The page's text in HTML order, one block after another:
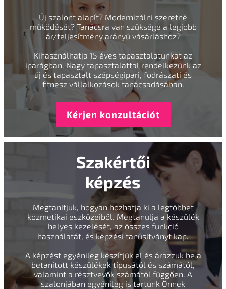
Új szalont alapít? Modernizálni szeretné
működését? Tanácsra van szüksége a legjobb
ár/teljesítmény arányú vásárláshoz?
Kihasználhatja 15 éves tapasztalatunkat az
iparágban. Nagy tapasztalattal rendelkezünk az
új és tapasztalt szépségipari, fodrászati és
fitnesz vállalkozások tanácsadásában.
Kérjen konzultációt
Szakértői
képzés
Megtanítjuk, hogyan hozhatja ki a legtöbbet
kozmetikai eszközeiből. Megtanulja a készülék
helyes kezelését, az összes funkció
használatát, és képzési tanúsítványt kap.
A képzést egyénileg készítjük el és árazzuk be a
betanított készülékek típusától és számától,
valamint a résztvevők számától függően. A
szalonjában egyénileg is tartunk Önnek